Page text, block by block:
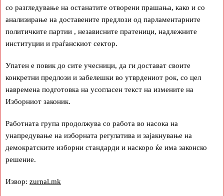
со разгледување на останатите отворени прашања, како и со
анализирање на доставените предлози од парламентарните
политичките партии , независните пратеници, надлежните
институции и граѓанскиот сектор.
Упатен е повик до сите учесници, да ги достават своите
конкретни предлози и забелешки во утврдениот рок, со цел
навремена подготовка на усогласен текст на измените на
Изборниот законик.
Работната група продолжува со работа во насока на
унапредување на изборната регулатива и зајакнување на
демократските изборни стандарди и наскоро ќе има законско
решение.
Извор: zurnal.mk